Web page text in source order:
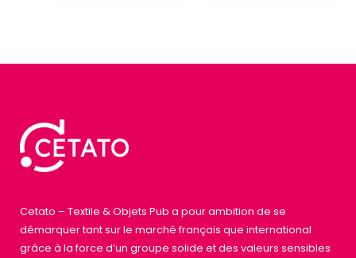
Cetato – Textile & Objets Pub a pour ambition de se
démarquer tant sur le marché français que international
grâce à la force d’un groupe solide et des valeurs sensibles